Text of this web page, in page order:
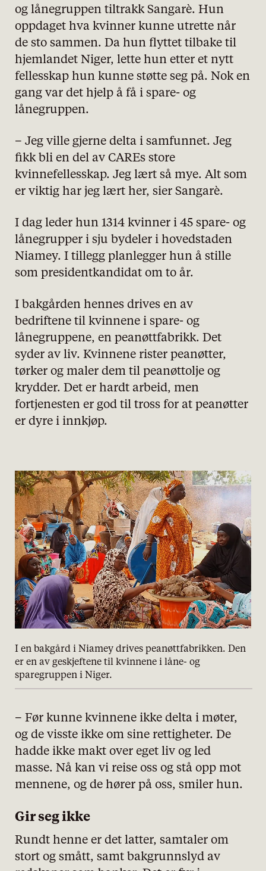
og lånegruppen tiltrakk Sangarè. Hun
oppdaget hva kvinner kunne utrette når
de sto sammen. Da hun flyttet tilbake til
hjemlandet Niger, lette hun etter et nytt
fellesskap hun kunne støtte seg på. Nok en
gang var det hjelp å få i spare- og
lånegruppen.
– Jeg ville gjerne delta i samfunnet. Jeg
fikk bli en del av CAREs store
kvinnefellesskap. Jeg lært så mye. Alt som
er viktig har jeg lært her, sier Sangarè.
I dag leder hun 1314 kvinner i 45 spare- og
lånegrupper i sju bydeler i hovedstaden
Niamey. I tillegg planlegger hun å stille
som presidentkandidat om to år.
I bakgården hennes drives en av
bedriftene til kvinnene i spare- og
lånegruppene, en peanøttfabrikk. Det
syder av liv. Kvinnene rister peanøtter,
tørker og maler dem til peanøttolje og
krydder. Det er hardt arbeid, men
fortjenesten er god til tross for at peanøtter
er dyre i innkjøp.
I en bakgård i Niamey drives peanøttfabrikken. Den
er en av geskjeftene til kvinnene i låne- og
sparegruppen i Niger.
– Før kunne kvinnene ikke delta i møter,
og de visste ikke om sine rettigheter. De
hadde ikke makt over eget liv og led
masse. Nå kan vi reise oss og stå opp mot
mennene, og de hører på oss, smiler hun.
Gir seg ikke
Rundt henne er det latter, samtaler om
stort og smått, samt bakgrunnslyd av